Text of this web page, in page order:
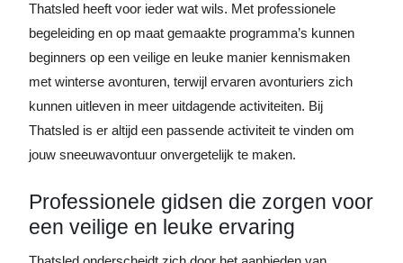
Thatsled heeft voor ieder wat wils. Met professionele
begeleiding en op maat gemaakte programma’s kunnen
beginners op een veilige en leuke manier kennismaken
met winterse avonturen, terwijl ervaren avonturiers zich
kunnen uitleven in meer uitdagende activiteiten. Bij
Thatsled is er altijd een passende activiteit te vinden om
jouw sneeuwavontuur onvergetelijk te maken.
Professionele gidsen die zorgen voor
een veilige en leuke ervaring